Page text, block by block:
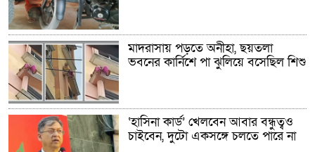
মাদরাসায় পড়তে অনীহা, ছয়তলা
ভবনের কার্নিশে পা ঝুলিয়ে বসেছিল শিশু
‘হাসিনা কার্ড’ খেলবেন আবার বন্ধুত্বও
চাইবেন, দুটো একসঙ্গে চলতে পারে না